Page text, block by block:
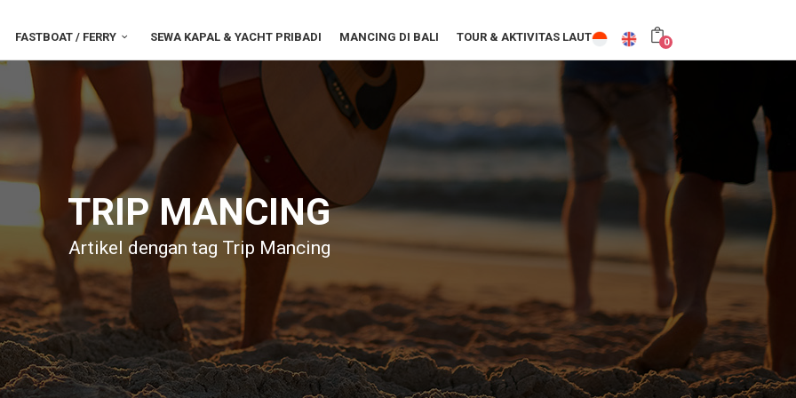
FASTBOAT / FERRY SEWA KAPAL & YACHT PRIBADI MANCING DI BALI TOUR & AKTIVITAS LAUT 0
TRIP MANCING
Artikel dengan tag Trip Mancing